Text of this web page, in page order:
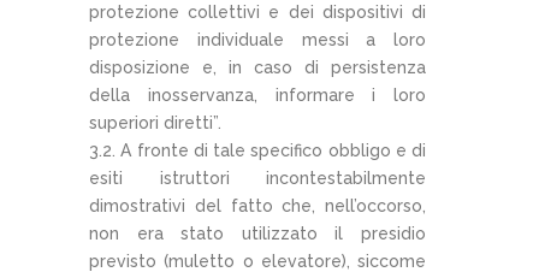
protezione collettivi e dei dispositivi di
protezione individuale messi a loro
disposizione e, in caso di persistenza
della inosservanza, informare i loro
superiori diretti”.
3.2. A fronte di tale specifico obbligo e di
esiti istruttori incontestabilmente
dimostrativi del fatto che, nell’occorso,
non era stato utilizzato il presidio
previsto (muletto o elevatore), siccome